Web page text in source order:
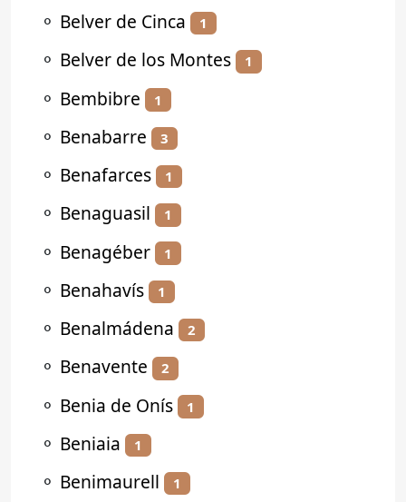
⚬ Belver de Cinca 1
⚬ Belver de los Montes 1
⚬ Bembibre 1
⚬ Benabarre 3
⚬ Benafarces 1
⚬ Benaguasil 1
⚬ Benagéber 1
⚬ Benahavís 1
⚬ Benalmádena 2
⚬ Benavente 2
⚬ Benia de Onís 1
⚬ Beniaia 1
⚬ Benimaurell 1